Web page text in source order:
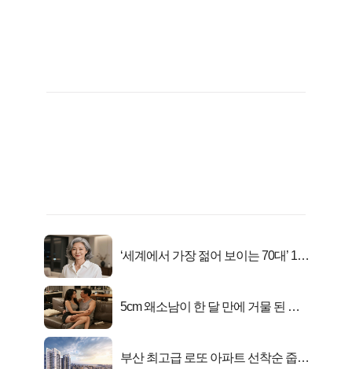
‘세계에서 가장 젊어 보이는 70대’ 1위
5cm 왜소남이 한 달 만에 거물 된 사
부산 최고급 로또 아파트 선착순 줍줍